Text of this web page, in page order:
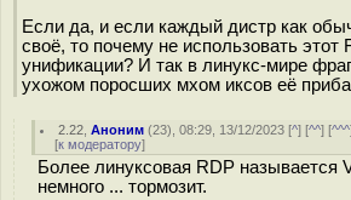
Если да, и если каждый дистр как
своё, то почему не использовать этот
унификации? И так в линукс-мире
ухожом поросших мхом иксов её
2.22 ,Аноним (23), 08:29, 13/12/2023 [^] [^^] [^^^
[к модератору]
Более линуксовая RDP называется
немного ... тормозит.